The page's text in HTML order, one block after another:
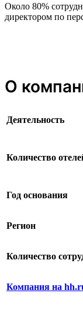
Около 80%
директором по
О
Деятельность
Количество
Год основания
Регион
Количество
Компания на